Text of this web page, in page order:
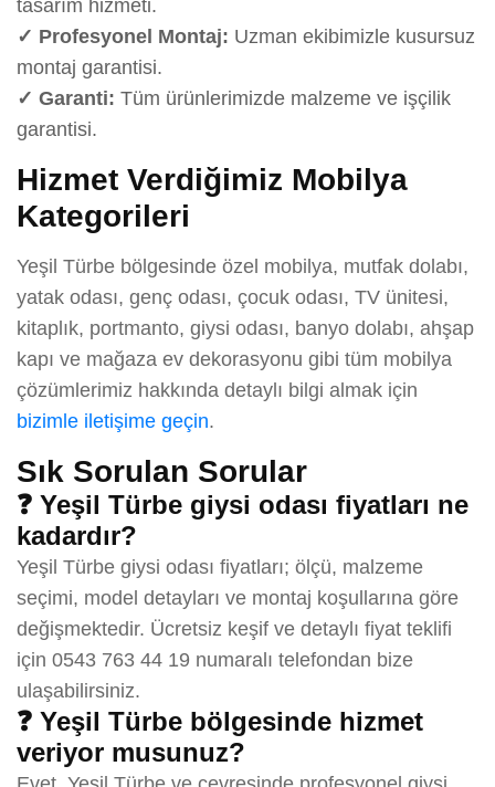
tasarım hizmeti.
✓ Profesyonel Montaj: Uzman ekibimizle kusursuz
montaj garantisi.
✓ Garanti: Tüm ürünlerimizde malzeme ve işçilik
garantisi.
Hizmet Verdiğimiz Mobilya
Kategorileri
Yeşil Türbe bölgesinde özel mobilya, mutfak dolabı,
yatak odası, genç odası, çocuk odası, TV ünitesi,
kitaplık, portmanto, giysi odası, banyo dolabı, ahşap
kapı ve mağaza ev dekorasyonu gibi tüm mobilya
çözümlerimiz hakkında detaylı bilgi almak için
bizimle iletişime geçin.
Sık Sorulan Sorular
❓ Yeşil Türbe giysi odası fiyatları ne
kadardır?
Yeşil Türbe giysi odası fiyatları; ölçü, malzeme
seçimi, model detayları ve montaj koşullarına göre
değişmektedir. Ücretsiz keşif ve detaylı fiyat teklifi
için 0543 763 44 19 numaralı telefondan bize
ulaşabilirsiniz.
❓ Yeşil Türbe bölgesinde hizmet
veriyor musunuz?